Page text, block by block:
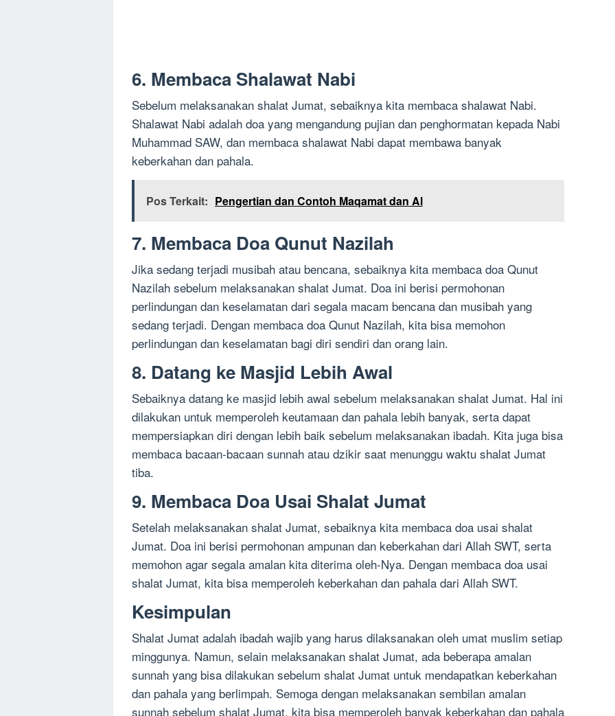
6. Membaca Shalawat Nabi
Sebelum melaksanakan shalat Jumat, sebaiknya kita membaca shalawat Nabi.
Shalawat Nabi adalah doa yang mengandung pujian dan penghormatan kepada Nabi
Muhammad SAW, dan membaca shalawat Nabi dapat membawa banyak
keberkahan dan pahala.
Pos Terkait: Pengertian dan Contoh Maqamat dan Al
7. Membaca Doa Qunut Nazilah
Jika sedang terjadi musibah atau bencana, sebaiknya kita membaca doa Qunut
Nazilah sebelum melaksanakan shalat Jumat. Doa ini berisi permohonan
perlindungan dan keselamatan dari segala macam bencana dan musibah yang
sedang terjadi. Dengan membaca doa Qunut Nazilah, kita bisa memohon
perlindungan dan keselamatan bagi diri sendiri dan orang lain.
8. Datang ke Masjid Lebih Awal
Sebaiknya datang ke masjid lebih awal sebelum melaksanakan shalat Jumat. Hal ini
dilakukan untuk memperoleh keutamaan dan pahala lebih banyak, serta dapat
mempersiapkan diri dengan lebih baik sebelum melaksanakan ibadah. Kita juga bisa
membaca bacaan-bacaan sunnah atau dzikir saat menunggu waktu shalat Jumat
tiba.
9. Membaca Doa Usai Shalat Jumat
Setelah melaksanakan shalat Jumat, sebaiknya kita membaca doa usai shalat
Jumat. Doa ini berisi permohonan ampunan dan keberkahan dari Allah SWT, serta
memohon agar segala amalan kita diterima oleh-Nya. Dengan membaca doa usai
shalat Jumat, kita bisa memperoleh keberkahan dan pahala dari Allah SWT.
Kesimpulan
Shalat Jumat adalah ibadah wajib yang harus dilaksanakan oleh umat muslim setiap
minggunya. Namun, selain melaksanakan shalat Jumat, ada beberapa amalan
sunnah yang bisa dilakukan sebelum shalat Jumat untuk mendapatkan keberkahan
dan pahala yang berlimpah. Semoga dengan melaksanakan sembilan amalan
sunnah sebelum shalat Jumat, kita bisa memperoleh banyak keberkahan dan pahala